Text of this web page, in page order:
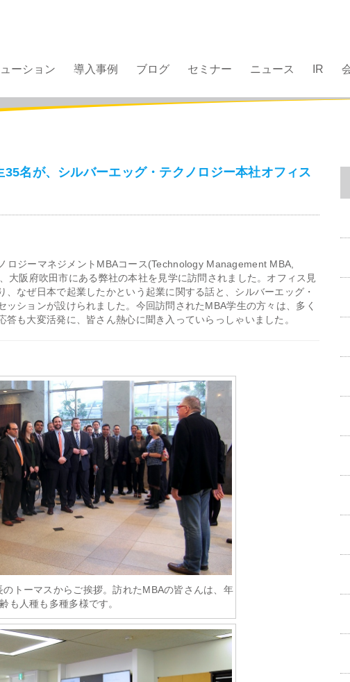
ーション 導入事例 ブログ セミナー ニュース IR
名が、シルバーエッグ・テクノロジー本社オフィス
ロジーマネジ メントMBAコース(Technology Management MBA,
大阪府吹田市にある弊社の本社を見学に訪問されました。オフィス見
、なぜ日本で起業したかという起業に関する話と、シ ルバーエッグ・
ッシ ョンが設けられました。今回訪問されたMBA学生の方々は、多く
答も大変活発に、皆さん熱心に聞き入っていらっしゃいました。
のトーマスからご挨拶。訪れたMBAの皆さんは、年
齢も人種も多種多様です。